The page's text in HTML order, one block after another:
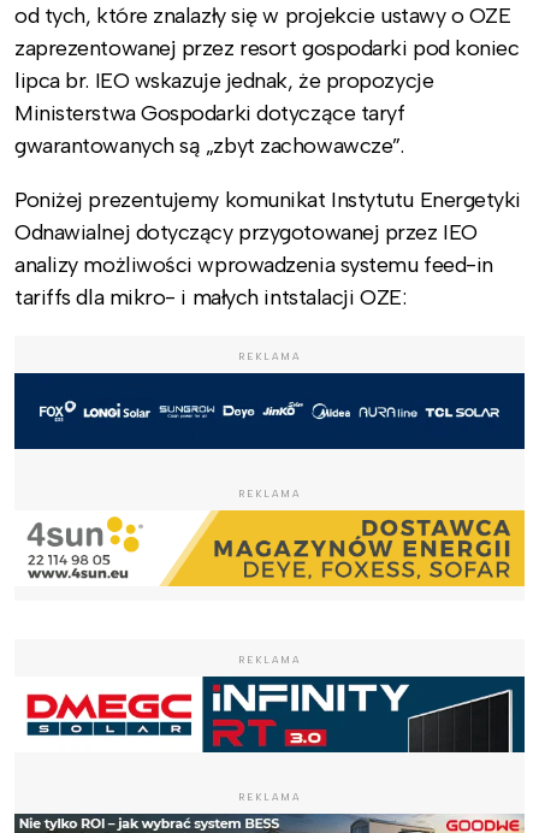
od tych, które znalazły się w projekcie ustawy o OZE
zaprezentowanej przez resort gospodarki pod koniec
lipca br. IEO wskazuje jednak, że propozycje
Ministerstwa Gospodarki dotyczące taryf
gwarantowanych są „zbyt zachowawcze”.
Poniżej prezentujemy komunikat Instytutu Energetyki
Odnawialnej dotyczący przygotowanej przez IEO
analizy możliwości wprowadzenia systemu feed-in
tariffs dla mikro- i małych intstalacji OZE:
REKLAMA
REKLAMA
REKLAMA
REKLAMA